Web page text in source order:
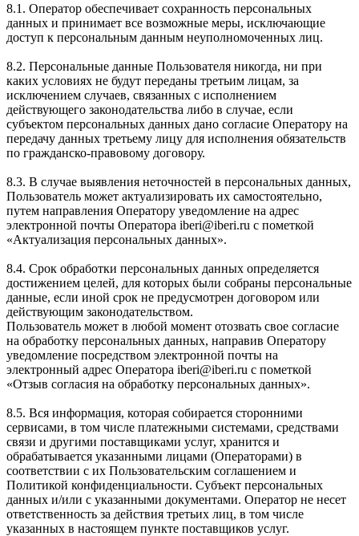
8.1. Оператор обеспечивает сохранность персональных
данных и принимает все возможные меры, исключающие
доступ к персональным данным неуполномоченных лиц.
8.2. Персональные данные Пользователя никогда, ни при
каких условиях не будут переданы третьим лицам, за
исключением случаев, связанных с исполнением
действующего законодательства либо в случае, если
субъектом персональных данных дано согласие Оператору на
передачу данных третьему лицу для исполнения обязательств
по гражданско-правовому договору.
8.3. В случае выявления неточностей в персональных данных,
Пользователь может актуализировать их самостоятельно,
путем направления Оператору уведомление на адрес
электронной почты Оператора iberi@iberi.ru с пометкой
«Актуализация персональных данных».
8.4. Срок обработки персональных данных определяется
достижением целей, для которых были собраны персональные
данные, если иной срок не предусмотрен договором или
действующим законодательством.
Пользователь может в любой момент отозвать свое согласие
на обработку персональных данных, направив Оператору
уведомление посредством электронной почты на
электронный адрес Оператора iberi@iberi.ru с пометкой
«Отзыв согласия на обработку персональных данных».
8.5. Вся информация, которая собирается сторонними
сервисами, в том числе платежными системами, средствами
связи и другими поставщиками услуг, хранится и
обрабатывается указанными лицами (Операторами) в
соответствии с их Пользовательским соглашением и
Политикой конфиденциальности. Субъект персональных
данных и/или с указанными документами. Оператор не несет
ответственность за действия третьих лиц, в том числе
указанных в настоящем пункте поставщиков услуг.